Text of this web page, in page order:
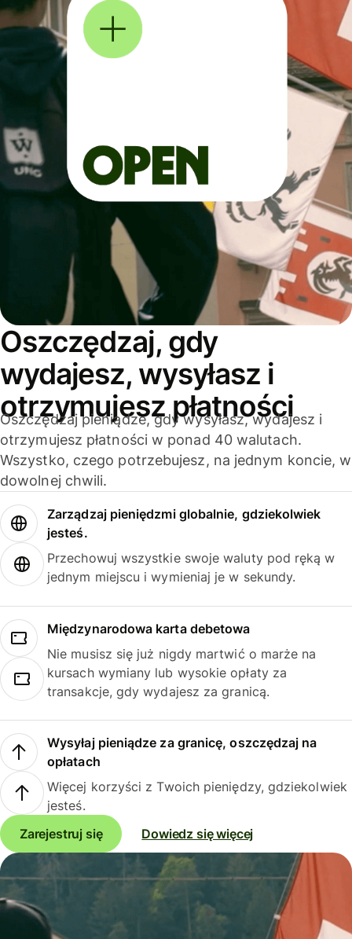
Oszczędzaj, gdy
wydajesz, wysyłasz i
otrzymujesz płatności
Oszczędzaj pieniądze, gdy wysyłasz, wydajesz i
otrzymujesz płatności w ponad 40 walutach.
Wszystko, czego potrzebujesz, na jednym koncie, w
dowolnej chwili.
Zarządzaj pieniędzmi globalnie, gdziekolwiek
jesteś.
Przechowuj wszystkie swoje waluty pod ręką w
jednym miejscu i wymieniaj je w sekundy.
Międzynarodowa karta debetowa
Nie musisz się już nigdy martwić o marże na
kursach wymiany lub wysokie opłaty za
transakcje, gdy wydajesz za granicą.
Wysyłaj pieniądze za granicę, oszczędzaj na
opłatach
Więcej korzyści z Twoich pieniędzy, gdziekolwiek
jesteś.
Zarejestruj się
Dowiedz się więcej